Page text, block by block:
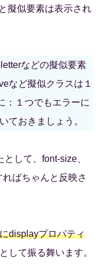
擬似要素は表示され
などの擬似要素
など擬似クラスは１
：１つでもエラーに
ておきましょう。
して、font-size、
ばちゃんと反映さ
displayプロパティ
として振る舞います。